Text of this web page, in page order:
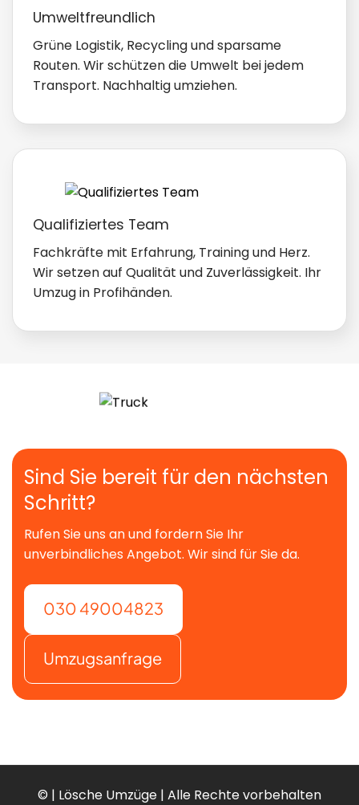
Umweltfreundlich
Grüne Logistik, Recycling und sparsame
Routen. Wir schützen die Umwelt bei jedem
Transport. Nachhaltig umziehen.
Qualifiziertes Team
Fachkräfte mit Erfahrung, Training und Herz.
Wir setzen auf Qualität und Zuverlässigkeit. Ihr
Umzug in Profihänden.
Sind Sie bereit für den nächsten
Schritt?
Rufen Sie uns an und fordern Sie Ihr
unverbindliches Angebot. Wir sind für Sie da.
030 49004823
Umzugsanfrage
© | Lösche Umzüge | Alle Rechte vorbehalten